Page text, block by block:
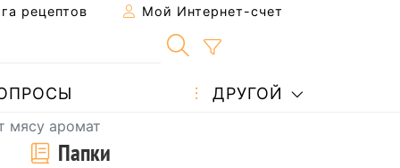
рецептов Мой Интернет-счет
ДРУГОЙ
мясу аромат
Папки